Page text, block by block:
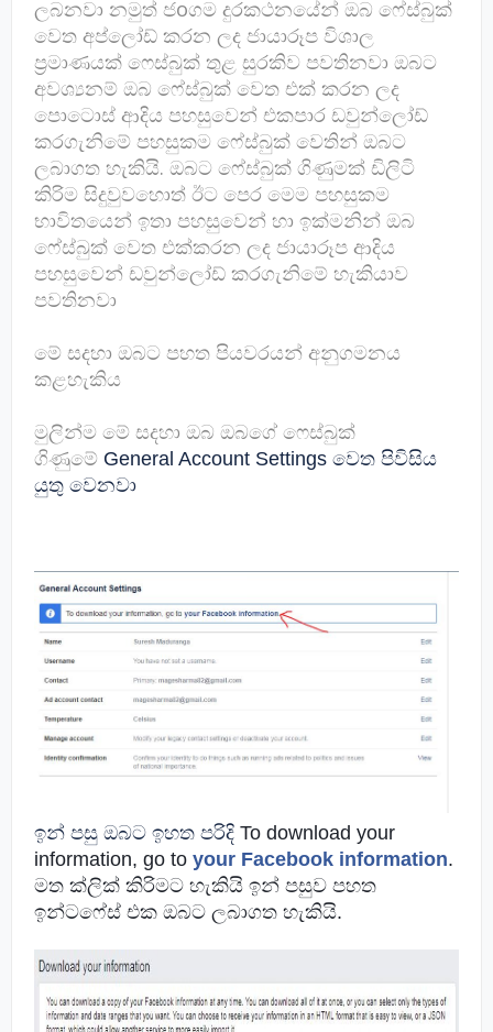
ලබනවා නමුත් ජoගම දුරකථනයේන් ඔබ ෆේස්බුක්
වෙත අප්ලෝඩ් කරන ලද ජායාරූප විශාල
ප්‍රමාණයක් ෆෙස්බුක් තුළ සුරකිව පවතිනවා ඔබට
අවශ්‍යනම් ඔබ ෆේස්බුක් වෙත එක් කරන ලද
පොටොස් ආදිය පහසුවෙන් එකපාර ඩවුන්ලෝඩ්
කරගැනිමේ පහසුකම ෆේස්බුක් වෙතින් ඔබට
ලබාගත හැකියි. ඔබට ෆේස්බුක් ගිණුමක් ඩිලිටි
කිරිම සිදුවුවහොත් ඊට පෙර මෙම පහසුකම
භාවිතයෙන් ඉතා පහසුවෙන් හා ඉක්මනින් ඔබ
ෆේස්බුක් වෙත එක්කරන ලද ජායාරූප ආදිය
පහසුවෙන් ඩවුන්ලෝඩ් කරගැනිමේ හැකියාව
පවතිනවා
මේ සදහා ඔබට පහත පියවරයන් අනුගමනය
කළහැකිය
මුලින්ම මේ සදහා ඔබ ඔබගේ ෆෙස්බුක්
ගිණුමේ General Account Settings වෙත පිවිසිය
යුතු වෙනවා
ඉන් පසු ඔබට ඉහත පරිදි To download your
information, go to your Facebook information.
මත ක්ලික් කිරිමට හැකියි ඉන් පසුව පහත
ඉන්ටෆේස් එක ඔබට ලබාගත හැකියි.